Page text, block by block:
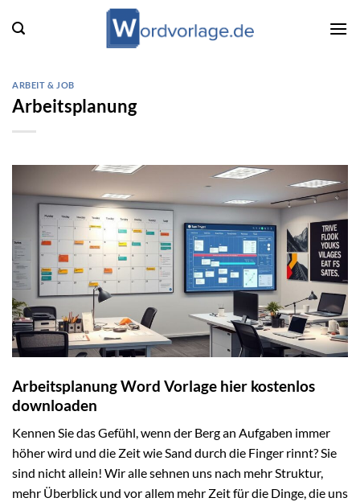
Inhalt
ARBEIT & JOB
Arbeitsplanung
Arbeitsplanung Word Vorlage hier kostenlos
downloaden
Kennen Sie das Gefühl, wenn der Berg an Aufgaben immer
höher wird und die Zeit wie Sand durch die Finger rinnt? Sie
sind nicht allein! Wir alle sehnen uns nach mehr Struktur,
mehr Überblick und vor allem mehr Zeit für die Dinge, die uns